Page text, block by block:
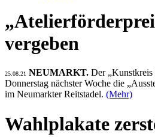
vergeben
25.08.21 NEUMARKT. Der „Kunstkreis
Donnerstag nächster Woche die
im Neumarkter Reitstadel. (Mehr)
Wahlplakate